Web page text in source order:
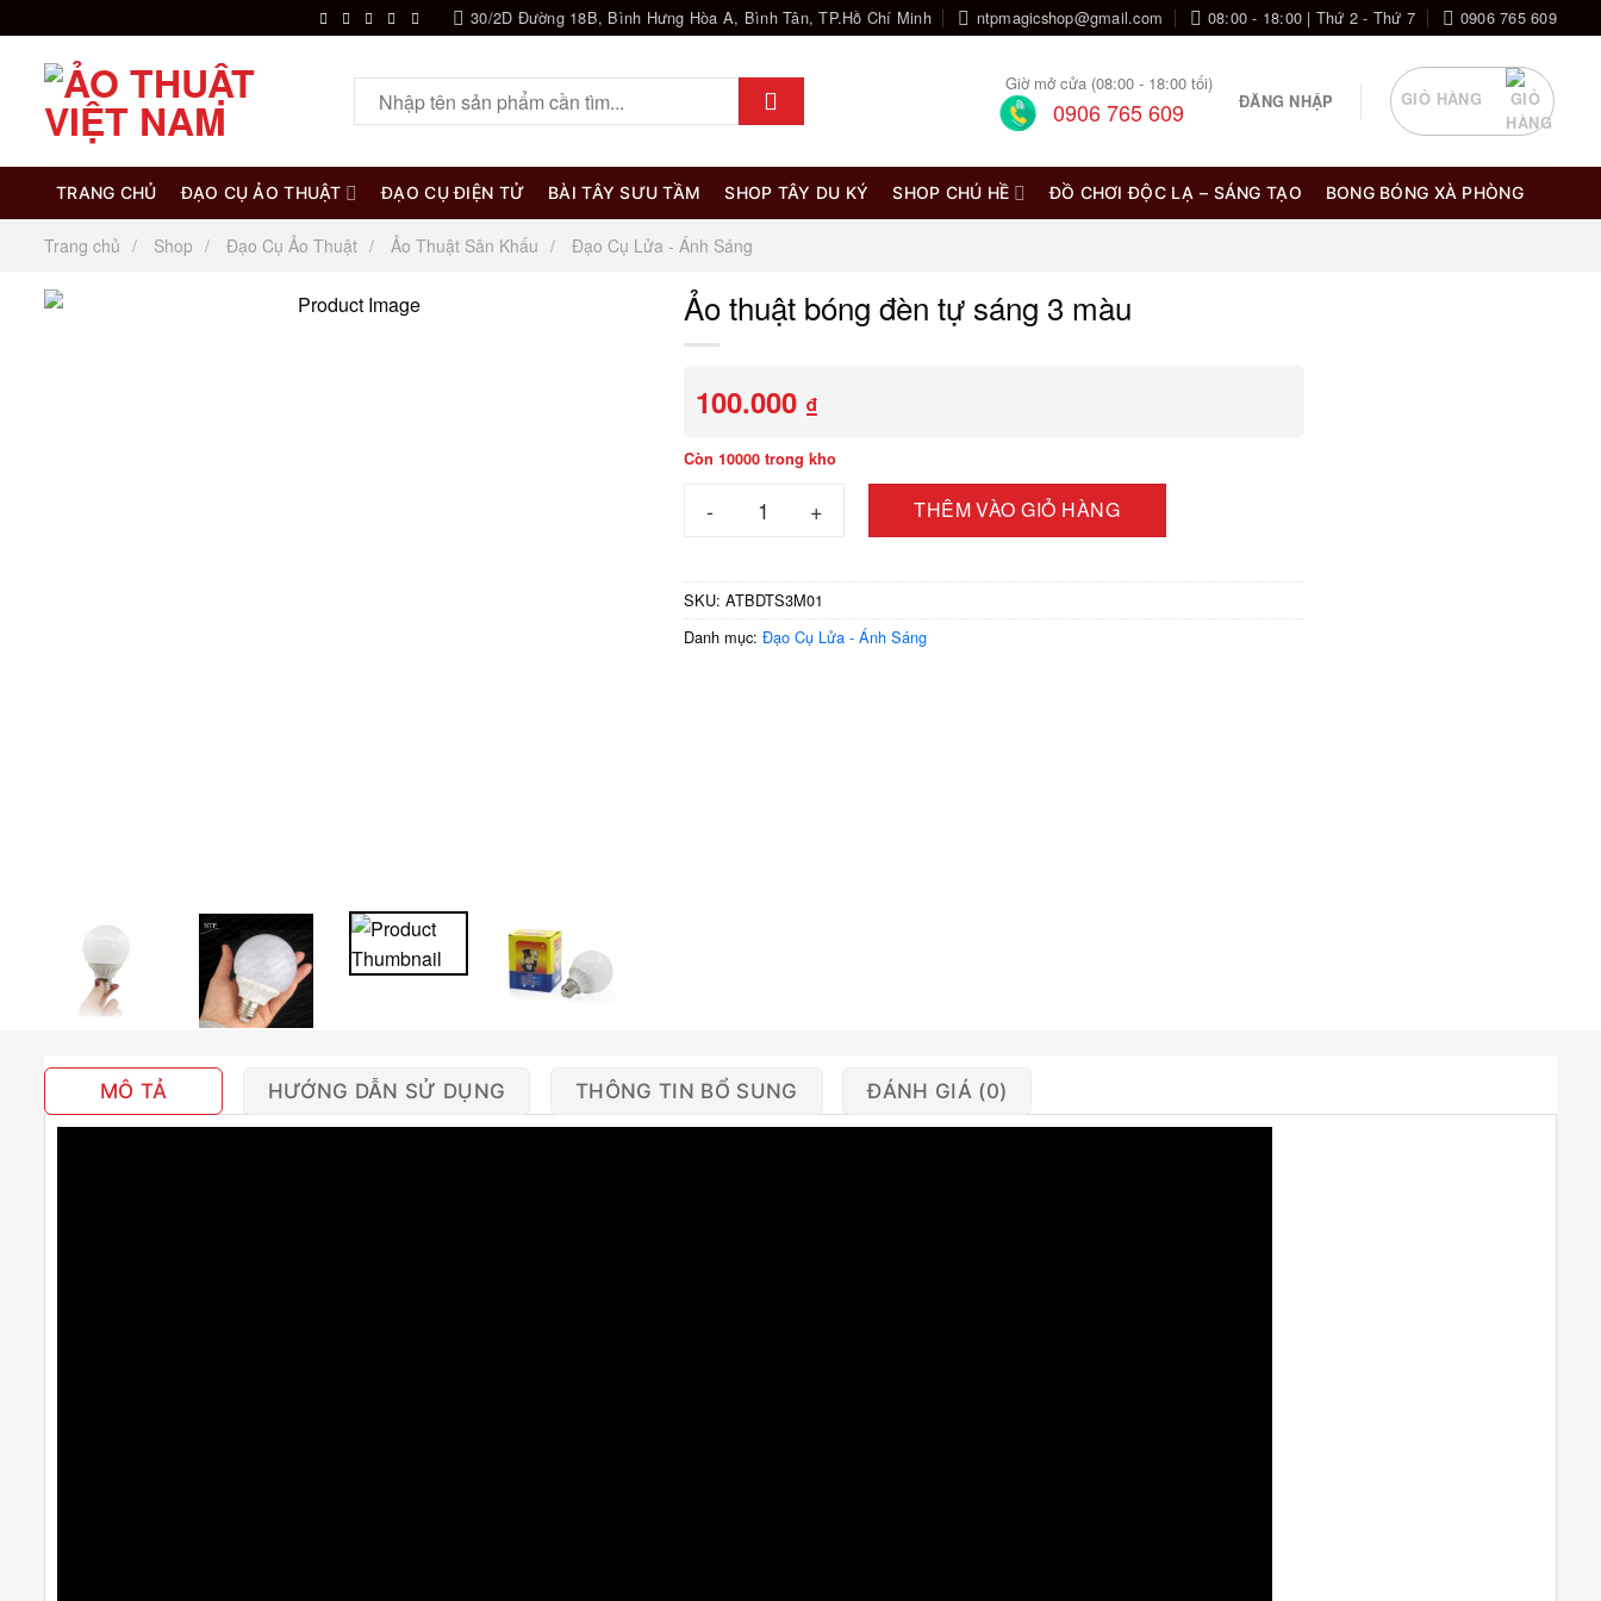
đến
30/2D Đường 18B, Bình Hưng Hòa A, Bình Tân, TP.Hồ Chí Minh ntpmagicshop@gmail.com 08:00 - 18:00 | Thứ 2 - Thứ 7 0906 765 609
kiếm:
Giờ mở cửa (08:00 - 18:00 tối)
0906 765 609 ĐĂNG NHẬP GIỎ HÀNG
TRANG CHỦ ĐẠO CỤ ẢO THUẬT ĐẠO CỤ ĐIỆN TỬ BÀI TÂY SƯU TẦM SHOP TÂY DU KÝ SHOP CHÚ HỀ ĐỒ CHƠI ĐỘC LẠ – SÁNG TẠO BONG BÓNG XÀ PHÒNG
Trang chủ Shop Đạo Cụ Ảo Thuật Ảo Thuật Sân Khấu Đạo Cụ Lửa - Ánh Sáng
Ảo thuật bóng đèn tự sáng 3 màu
100.000 ₫
Còn 10000 trong kho
Ảo thuật bóng đèn tự sáng 3 màu số lượng
THÊM VÀO GIỎ HÀNG
SKU: ATBDTS3M01
Danh mục: Đạo Cụ Lửa - Ánh Sáng
MÔ TẢ HƯỚNG DẪN SỬ DỤNG THÔNG TIN BỔ SUNG ĐÁNH GIÁ (0)